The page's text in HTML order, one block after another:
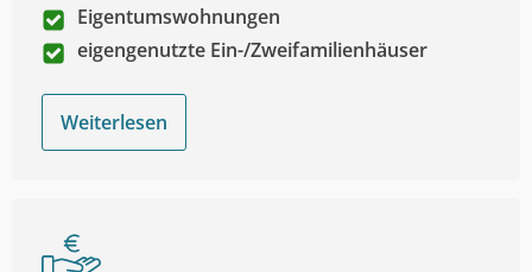
Eigentumswohnungen
eigengenutzte Ein-/Zweifamilienhäuser
Weiterlesen